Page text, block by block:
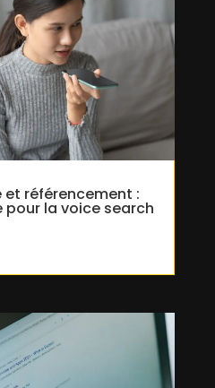
et référencement :
la voice search